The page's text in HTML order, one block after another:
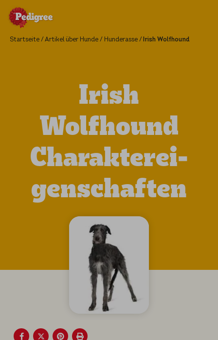
Startseite Artikel über Hunde Hunderasse Irish Wolfhound
Irish
Wolfhound
Charak­ter­ei­
gen­schaf­ten